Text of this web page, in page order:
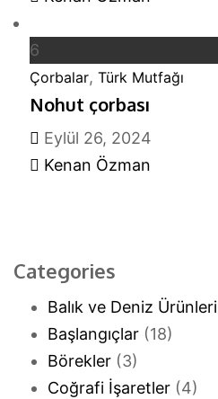
6
Çorbalar, Türk Mutfağı
Nohut çorbası
Eylül 26, 2024
Kenan Özman
Categories
Balık ve Deniz Ürünleri
Başlangıçlar (18)
Börekler (3)
Coğrafi İşaretler (4)